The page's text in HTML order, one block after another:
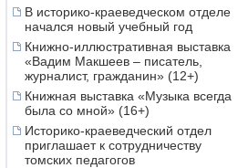
В историко-краеведческом отделе
начался новый учебный год
Книжно-иллюстративная выставка
«Вадим Макшеев – писатель,
журналист, гражданин» (12+)
Книжная выставка «Музыка всегда
была со мной» (16+)
Историко-краеведческий отдел
приглашает к сотрудничеству
томских педагогов